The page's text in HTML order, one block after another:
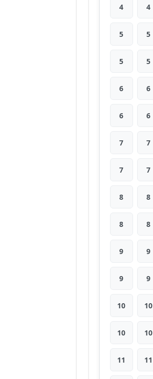
4 4
5 5
5 5
6 6
6 6
7 7
7 7
8 8
8 8
9 9
9 9
10 10
10 10
11 11